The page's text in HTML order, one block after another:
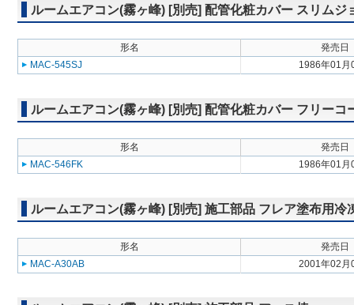
ルームエアコン(霧ヶ峰) [別売] 配管化粧カバー スリムジ
形名
発売日
MAC-545SJ
1986年01月
ルームエアコン(霧ヶ峰) [別売] 配管化粧カバー フリーコ
形名
発売日
MAC-546FK
1986年01月
ルームエアコン(霧ヶ峰) [別売] 施工部品 フレア塗布用冷
形名
発売日
MAC-A30AB
2001年02月